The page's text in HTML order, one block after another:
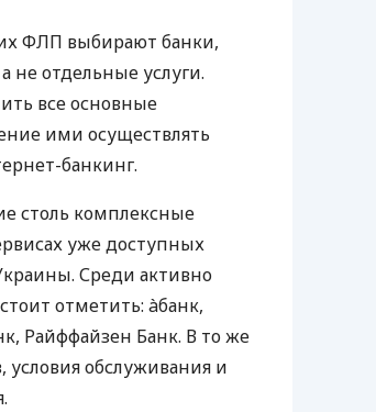
ФЛП выбирают банки,
отдельные услуги.
все основные
ими осуществлять
банкинг.
столь комплексные
уже доступных
Среди активно
отметить: àбанк,
Райффайзен Банк. В то же
обслуживания и